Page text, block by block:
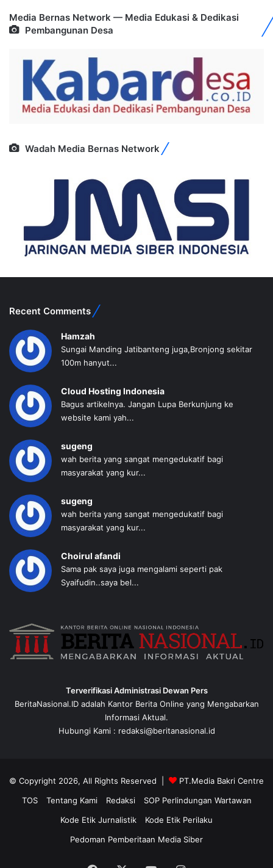
Media Bernas Network — Media Edukasi & Dedikasi
Pembangunan Desa
Wadah Media Bernas Network
Recent Comments
Hamzah
Sungai Manding Jatibanteng juga,Bronjong sekitar
100m hanyut...
Cloud Hosting Indonesia
Bagus artikelnya. Jangan Lupa Berkunjung ke
website kami yah...
sugeng
wah berita yang sangat mengedukatif bagi
masyarakat yang kur...
sugeng
wah berita yang sangat mengedukatif bagi
masyarakat yang kur...
Choirul afandi
Sama pak saya juga mengalami seperti pak
Syaifudin..saya bel...
Terverifikasi Administrasi Dewan Pers
BeritaNasional.ID adalah Kantor Berita Online yang Mengabarkan
Informasi Aktual.
Hubungi Kami : redaksi@beritanasional.id
© Copyright 2026, All Rights Reserved |
PT.Media Bakri Centre
TOS
Tentang Kami Redaksi
SOP Perlindungan Wartawan
Kode Etik Jurnalistik
Kode Etik Perilaku
Pedoman Pemberitaan Media Siber